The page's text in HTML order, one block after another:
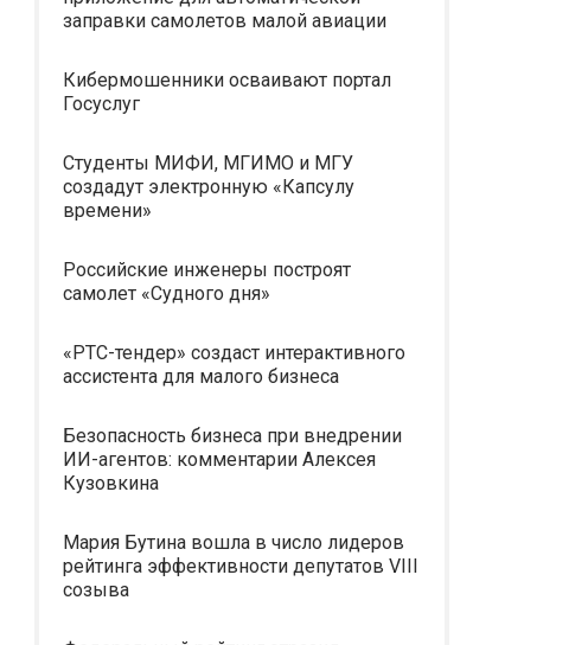
заправки самолетов малой авиации
Кибермошенники осваивают портал
Госуслуг
Студенты МИФИ, МГИМО и МГУ
создадут электронную «Капсулу
времени»
Российские инженеры построят
самолет «Судного дня»
«РТС-тендер» создаст интерактивного
ассистента для малого бизнеса
Безопасность бизнеса при внедрении
ИИ-агентов: комментарии Алексея
Кузовкина
Мария Бутина вошла в число лидеров
рейтинга эффективности депутатов VIII
созыва